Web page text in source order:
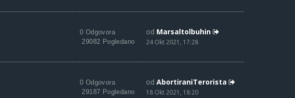
0 Odgovora
29082 Pogledano
od Marsaltolbuhin
24 Okt 2021, 17:28
0 Odgovora
29187 Pogledano
od AbortiraniTerorista
18 Okt 2021, 18:20